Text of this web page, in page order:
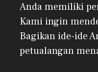
Anda memiliki
Kami ingin
Bagikan ide-ide
petualangan